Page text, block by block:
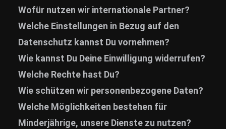
Wofür nutzen wir internationale Partner?
Welche Einstellungen in Bezug auf den
Datenschutz kannst Du vornehmen?
Wie kannst Du Deine Einwilligung widerrufen?
Welche Rechte hast Du?
Wie schützen wir personenbezogene Daten?
Welche Möglichkeiten bestehen für
Minderjährige, unsere Dienste zu nutzen?